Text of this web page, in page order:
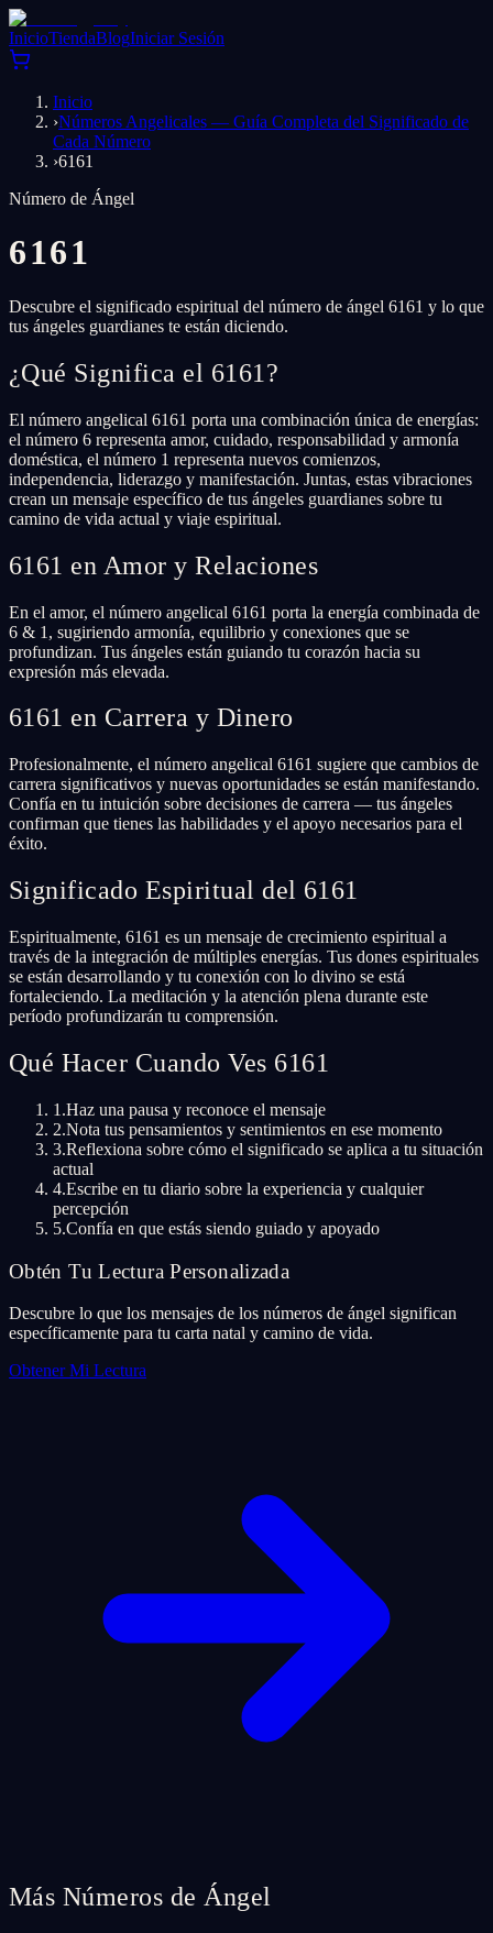
InicioTiendaBlogIniciar Sesión
Inicio
›Números Angelicales — Guía Completa del Significado de
Cada Número
›6161
Número de Ángel
6161
Descubre el significado espiritual del número de ángel 6161 y lo que
tus ángeles guardianes te están diciendo.
¿Qué Significa el 6161?
El número angelical 6161 porta una combinación única de energías:
el número 6 representa amor, cuidado, responsabilidad y armonía
doméstica, el número 1 representa nuevos comienzos,
independencia, liderazgo y manifestación. Juntas, estas vibraciones
crean un mensaje específico de tus ángeles guardianes sobre tu
camino de vida actual y viaje espiritual.
6161 en Amor y Relaciones
En el amor, el número angelical 6161 porta la energía combinada de
6 & 1, sugiriendo armonía, equilibrio y conexiones que se
profundizan. Tus ángeles están guiando tu corazón hacia su
expresión más elevada.
6161 en Carrera y Dinero
Profesionalmente, el número angelical 6161 sugiere que cambios de
carrera significativos y nuevas oportunidades se están manifestando.
Confía en tu intuición sobre decisiones de carrera — tus ángeles
confirman que tienes las habilidades y el apoyo necesarios para el
éxito.
Significado Espiritual del 6161
Espiritualmente, 6161 es un mensaje de crecimiento espiritual a
través de la integración de múltiples energías. Tus dones espirituales
se están desarrollando y tu conexión con lo divino se está
fortaleciendo. La meditación y la atención plena durante este
período profundizarán tu comprensión.
Qué Hacer Cuando Ves 6161
1.Haz una pausa y reconoce el mensaje
2.Nota tus pensamientos y sentimientos en ese momento
3.Reflexiona sobre cómo el significado se aplica a tu situación
actual
4.Escribe en tu diario sobre la experiencia y cualquier
percepción
5.Confía en que estás siendo guiado y apoyado
Obtén Tu Lectura Personalizada
Descubre lo que los mensajes de los números de ángel significan
específicamente para tu carta natal y camino de vida.
Obtener Mi Lectura
Más Números de Ángel